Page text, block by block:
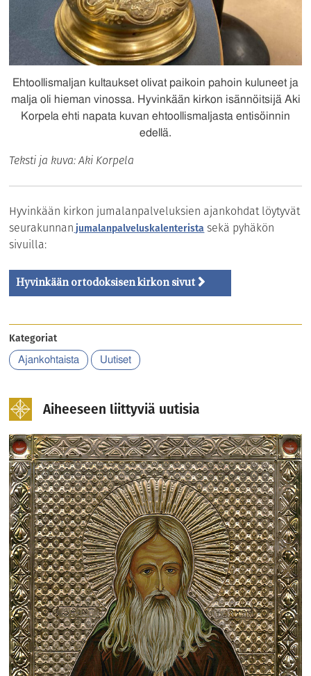
Ehtoollismaljan kultaukset olivat paikoin pahoin kuluneet ja
malja oli hieman vinossa. Hyvinkään kirkon isännöitsijä Aki
Korpela ehti napata kuvan ehtoollismaljasta entisöinnin
edellä.
Teksti ja kuva: Aki Korpela
Hyvinkään kirkon jumalanpalveluksien ajankohdat löytyvät
seurakunnan jumalanpalveluskalenterista sekä pyhäkön
sivuilla:
Hyvinkään ortodoksisen kirkon sivut
Kategoriat
Ajankohtaista Uutiset
Aiheeseen liittyviä uutisia